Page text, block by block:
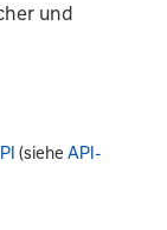
und
(sieheAPI-